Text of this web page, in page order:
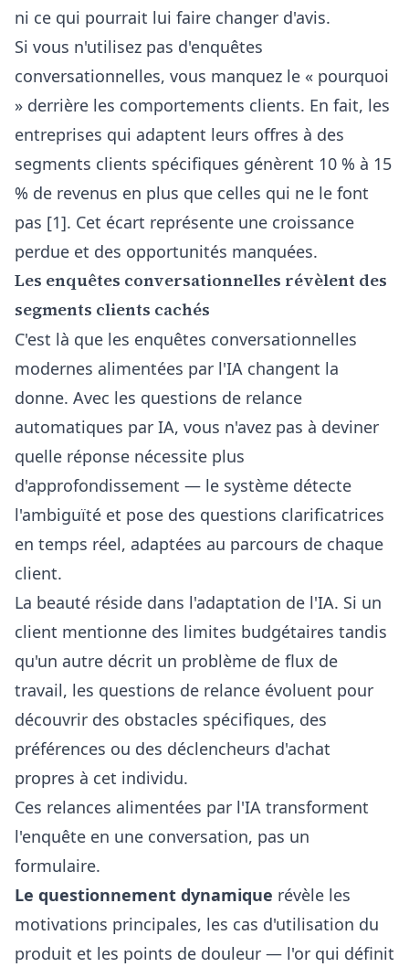
ni ce qui pourrait lui faire changer d'avis.
Si vous n'utilisez pas d'enquêtes
conversationnelles, vous manquez le « pourquoi
» derrière les comportements clients. En fait, les
entreprises qui adaptent leurs offres à des
segments clients spécifiques génèrent 10 % à 15
% de revenus en plus que celles qui ne le font
pas [1]. Cet écart représente une croissance
perdue et des opportunités manquées.
Les enquêtes conversationnelles révèlent des
segments clients cachés
C'est là que les enquêtes conversationnelles
modernes alimentées par l'IA changent la
donne. Avec les questions de relance
automatiques par IA, vous n'avez pas à deviner
quelle réponse nécessite plus
d'approfondissement — le système détecte
l'ambiguïté et pose des questions clarificatrices
en temps réel, adaptées au parcours de chaque
client.
La beauté réside dans l'adaptation de l'IA. Si un
client mentionne des limites budgétaires tandis
qu'un autre décrit un problème de flux de
travail, les questions de relance évoluent pour
découvrir des obstacles spécifiques, des
préférences ou des déclencheurs d'achat
propres à cet individu.
Ces relances alimentées par l'IA transforment
l'enquête en une conversation, pas un
formulaire.
Le questionnement dynamique révèle les
motivations principales, les cas d'utilisation du
produit et les points de douleur — l'or qui définit